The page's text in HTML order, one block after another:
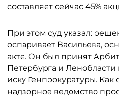
составляет сейчас 45%
При этом суд указал:
оспаривает Васильева,
акте. Он был принят
Петербурга и Ленобласти
иску Генпрокуратуры. Как
надзорное ведомство